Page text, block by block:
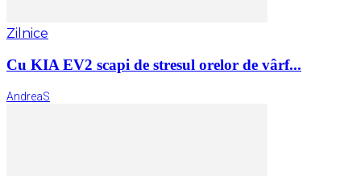
Zilnice
Cu KIA EV2 scapi de stresul orelor de vârf...
AndreaS